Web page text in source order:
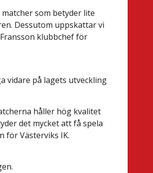
som betyder lite
Dessutom uppskattar vi
klubbchef för
vidare på lagets utveckling
håller hög kvalitet
det mycket att få spela
för Västerviks IK.